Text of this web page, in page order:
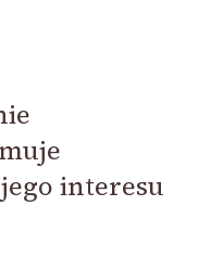
interesu